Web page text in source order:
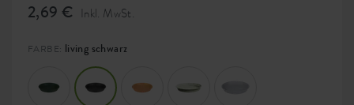
2,69 € Inkl. MwSt.
FARBE: living schwarz